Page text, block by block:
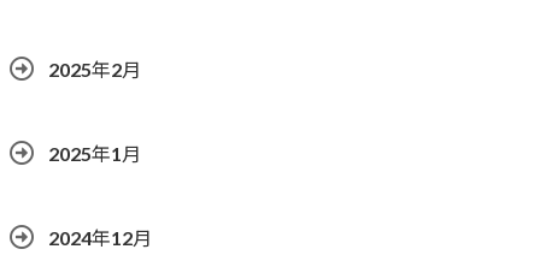
2025年2月
2025年1月
2024年12月